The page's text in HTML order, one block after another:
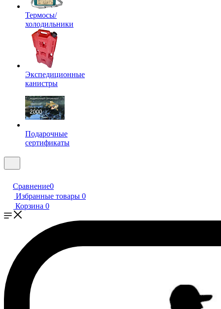
Термосы/
холодильники
Экспедиционные
канистры
Подарочные
сертификаты
Сравнение0
Избранные товары 0
Корзина 0